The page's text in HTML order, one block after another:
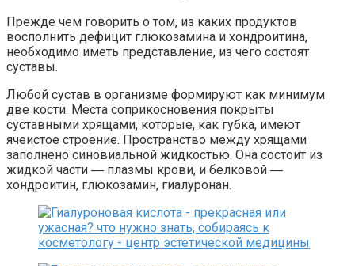
Прежде чем говорить о том, из каких продуктов
восполнить дефицит глюкозамина и хондроитина,
необходимо иметь представление, из чего состоят
суставы.
Любой сустав в организме формируют как минимум
две кости. Места соприкосновения покрыты
суставными хрящами, которые, как губка, имеют
ячеистое строение. Пространство между хрящами
заполнено синовиальной жидкостью. Она состоит из
жидкой части ― плазмы крови, и белковой ―
хондроитин, глюкозамин, гиалуронан.